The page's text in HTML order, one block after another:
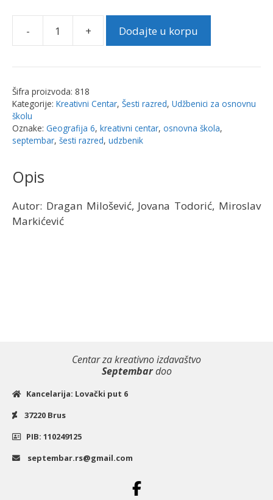
-
Geografija
Udžbenik
šesti
osnovne
škole
količina
+ Dodajte u korpu
Šifra proizvoda: 818
Kategorije: Kreativni Centar, Šesti razred, Udžbenici za osnovnu
školu
Oznake: Geografija 6, kreativni centar, osnovna škola,
septembar, šesti razred, udzbenik
Opis
Autor: Dragan Milošević, Jovana Todorić, Miroslav
Markićević
Centar za kreativno izdavaštvo
Septembardoo
Kancelarija: Lovački put 6
37220 Brus
PIB: 110249125
septembar.rs@gmail.com